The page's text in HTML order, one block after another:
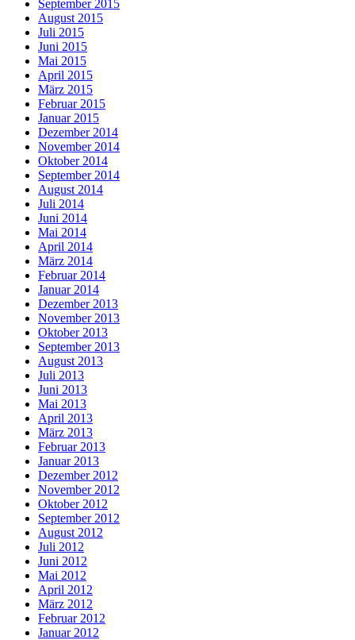
September 2015
August 2015
Juli 2015
Juni 2015
Mai 2015
April 2015
März 2015
Februar 2015
Januar 2015
Dezember 2014
November 2014
Oktober 2014
September 2014
August 2014
Juli 2014
Juni 2014
Mai 2014
April 2014
März 2014
Februar 2014
Januar 2014
Dezember 2013
November 2013
Oktober 2013
September 2013
August 2013
Juli 2013
Juni 2013
Mai 2013
April 2013
März 2013
Februar 2013
Januar 2013
Dezember 2012
November 2012
Oktober 2012
September 2012
August 2012
Juli 2012
Juni 2012
Mai 2012
April 2012
März 2012
Februar 2012
Januar 2012